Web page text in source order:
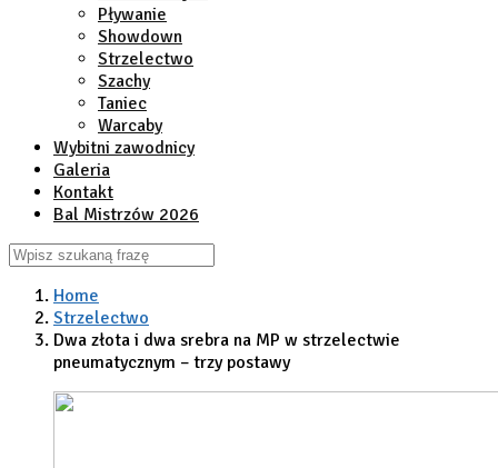
Pływanie
Showdown
Strzelectwo
Szachy
Taniec
Warcaby
Wybitni zawodnicy
Galeria
Kontakt
Bal Mistrzów 2026
Home
Strzelectwo
Dwa złota i dwa srebra na MP w strzelectwie
pneumatycznym – trzy postawy